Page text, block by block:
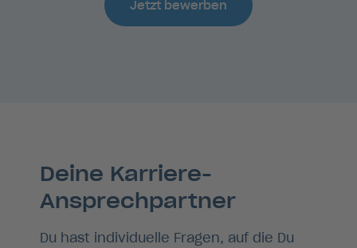
Jetzt bewerben
Deine Karriere-
Ansprechpartner
Du hast individuelle Fragen, auf die Du